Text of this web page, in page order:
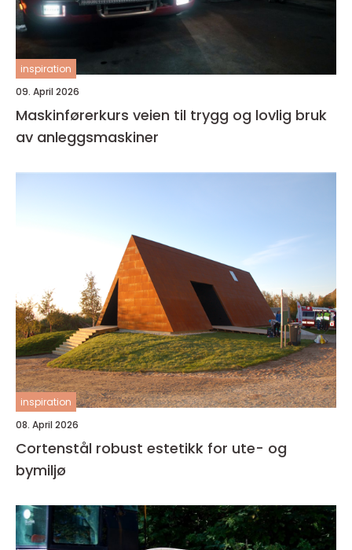
inspiration
09. April 2026
Maskinførerkurs veien til trygg og lovlig bruk
av anleggsmaskiner
inspiration
08. April 2026
Cortenstål robust estetikk for ute- og
bymiljø